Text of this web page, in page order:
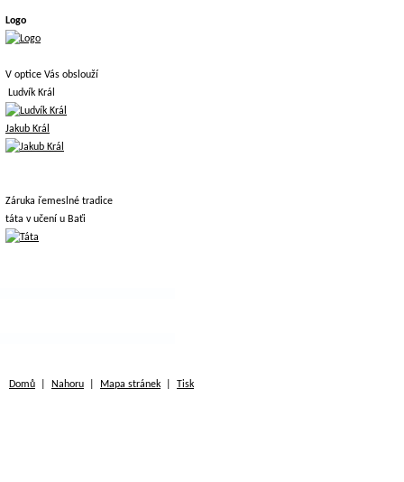
Logo
V optice Vás obslouží
Ludvík Král
Jakub Král
Záruka řemeslné tradice
táta v učení u Baťi
Domů Nahoru Mapa stránek Tisk